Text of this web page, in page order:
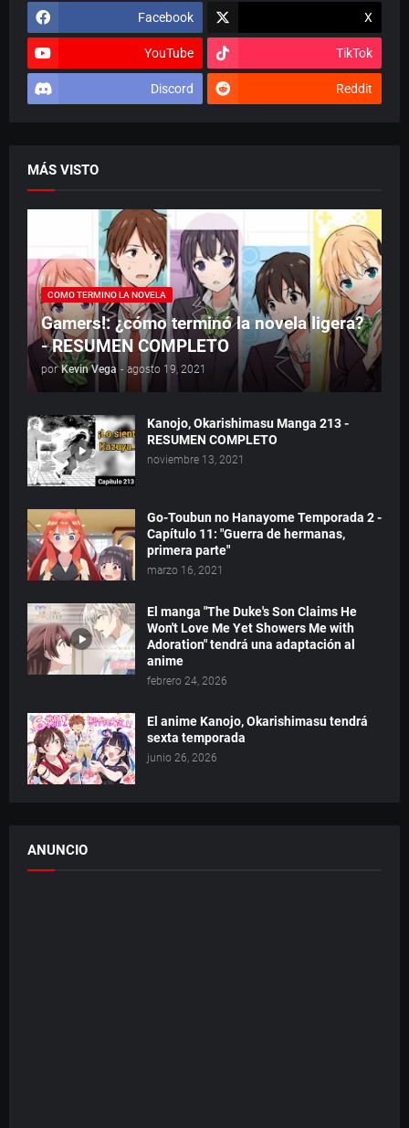
Facebook X
YouTube TikTok
Discord Reddit
MÁS VISTO
COMO TERMINO LA NOVELA
Gamers!: ¿cómo terminó la novela ligera?
- RESUMEN COMPLETO
por Kevin Vega - agosto 19, 2021
Kanojo, Okarishimasu Manga 213 -
RESUMEN COMPLETO
noviembre 13, 2021
Go-Toubun no Hanayome Temporada 2 -
Capítulo 11: "Guerra de hermanas,
primera parte"
marzo 16, 2021
El manga "The Duke's Son Claims He
Won't Love Me Yet Showers Me with
Adoration" tendrá una adaptación al
anime
febrero 24, 2026
El anime Kanojo, Okarishimasu tendrá
sexta temporada
junio 26, 2026
ANUNCIO